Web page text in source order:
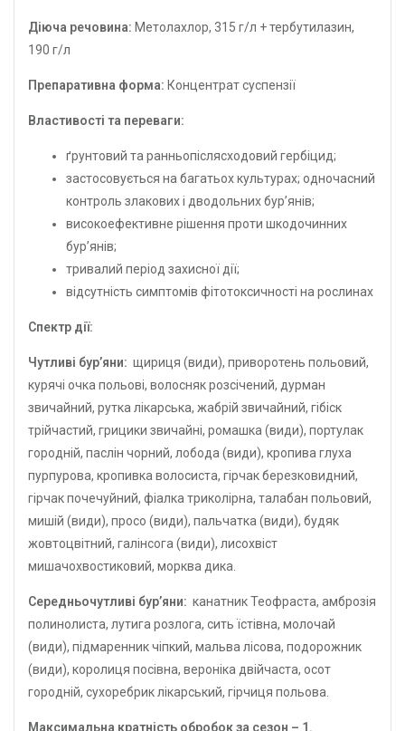
Діюча речовина: Метолахлор, 315 г/л + тербутилазин,
190 г/л
Препаративна форма: Концентрат суспензії
Властивості та переваги:
ґрунтовий та ранньопіслясходовий гербіцид;
застосовується на багатьох культурах; одночасний
контроль злакових і дводольних бур’янів;
високоефективне рішення проти шкодочинних
бур’янів;
тривалий період захисної дії;
відсутність симптомів фітотоксичності на рослинах
Спектр дії:
Чутливі бур’яни: щириця (види), приворотень польовий,
курячі очка польові, волосняк розсічений, дурман
звичайний, рутка лікарська, жабрій звичайний, гібіск
трійчастий, грицики звичайні, ромашка (види), портулак
городній, паслін чорний, лобода (види), кропива глуха
пурпурова, кропивка волосиста, гірчак березковидний,
гірчак почечуйний, фіалка триколірна, талабан польовий,
мишій (види), просо (види), пальчатка (види), будяк
жовтоцвітний, галінсога (види), лисохвіст
мишачохвостиковий, морква дика.
Середньочутливі бур’яни: канатник Теофраста, амброзія
полинолиста, лутига розлога, сить їстівна, молочай
(види), підмаренник чіпкий, мальва лісова, подорожник
(види), королиця посівна, вероніка двійчаста, осот
городній, сухоребрик лікарський, гірчиця польова.
Максимальна кратність обробок за сезон – 1.